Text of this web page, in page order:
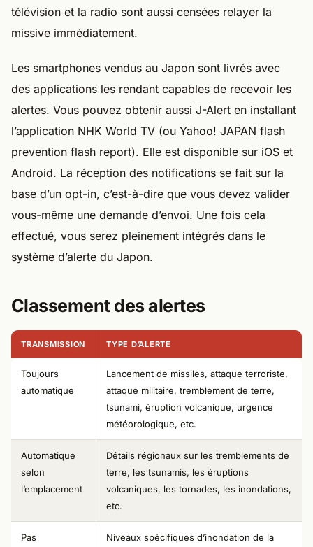
télévision et la radio sont aussi censées relayer la
missive immédiatement.
Les smartphones vendus au Japon sont livrés avec
des applications les rendant capables de recevoir les
alertes. Vous pouvez obtenir aussi J-Alert en installant
l’application NHK World TV (ou Yahoo! JAPAN flash
prevention flash report). Elle est disponible sur iOS et
Android. La réception des notifications se fait sur la
base d’un opt-in, c’est-à-dire que vous devez valider
vous-même une demande d’envoi. Une fois cela
effectué, vous serez pleinement intégrés dans le
système d’alerte du Japon.
Classement des alertes
TRANSMISSION TYPE D’ALERTE
Toujours
automatique
Lancement de missiles, attaque terroriste,
attaque militaire, tremblement de terre,
tsunami, éruption volcanique, urgence
météorologique, etc.
Automatique
selon
l’emplacement
Détails régionaux sur les tremblements de
terre, les tsunamis, les éruptions
volcaniques, les tornades, les inondations,
etc.
Pas
Niveaux spécifiques d’inondation de la